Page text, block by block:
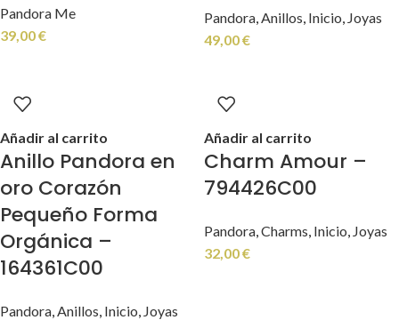
Pandora Me
39,00€
Pandora,Anillos, Inicio, Joyas
49,00€
Añadir al carrito
Anillo Pandora en
oro Corazón
Pequeño Forma
Orgánica –
164361C00
Pandora,Anillos, Inicio, Joyas
Añadir al carrito
Charm Amour –
794426C00
Pandora,Charms, Inicio, Joyas
32,00€